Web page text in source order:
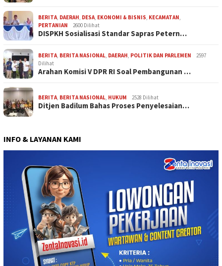
BERITA, DAERAH, DESA, EKONOMI & BISNIS, KECAMATAN,
PERTANIAN
2600 Dilihat
DISPKH Sosialisasi Standar Sapras Petern…
BERITA, BERITA NASIONAL, DAERAH, POLITIK DAN PARLEMEN
2597
Dilihat
Arahan Komisi V DPR RI Soal Pembangunan …
BERITA, BERITA NASIONAL, HUKUM 2528 Dilihat
Ditjen Badilum Bahas Proses Penyelesaian…
INFO & LAYANAN KAMI